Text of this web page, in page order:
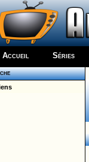
Accueil Séries